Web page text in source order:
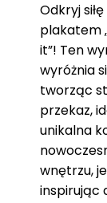
Odkryj
plakatem
it”! Ten
wyróżnia
tworząc
przekaz,
unikalna
wnętrzu,
inspirując